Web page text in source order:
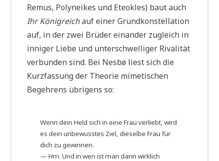
Remus, Polyneikes und Eteokles) baut auch
Ihr Königreichauf einer Grundkonstellation
auf, in der zwei Brüder einander zugleich in
inniger Liebe und unterschwelliger Rivalität
verbunden sind. Bei Nesbø liest sich die
Kurzfassung der Theorie mimetischen
Begehrens übrigens so:
Wenn dein Held sich in eine Frau verliebt, wird
es dein unbewusstes Ziel, dieselbe Frau für
dich zu gewinnen.
— Hm. Und in wen ist man dann wirklich